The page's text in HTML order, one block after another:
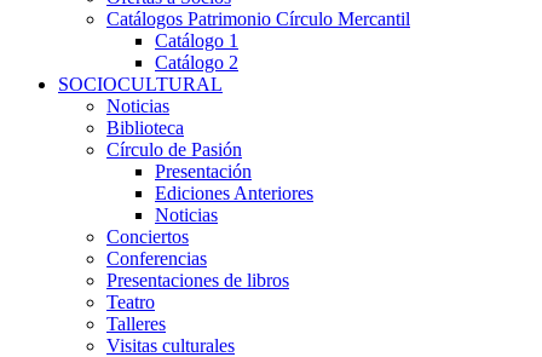
Catálogos Patrimonio Círculo Mercantil
Catálogo 1
Catálogo 2
SOCIOCULTURAL
Noticias
Biblioteca
Círculo de Pasión
Presentación
Ediciones Anteriores
Noticias
Conciertos
Conferencias
Presentaciones de libros
Teatro
Talleres
Visitas culturales